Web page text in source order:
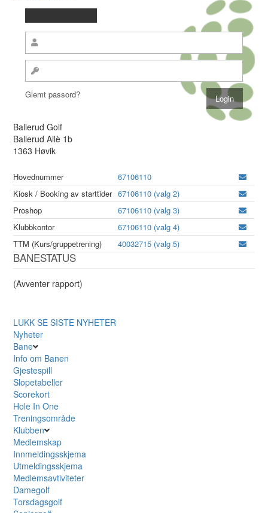
Glemt passord?
Ballerud Golf
Ballerud Allè 1b
1363 Høvik
Hovednummer
67106110
Kiosk / Booking av starttider 67106110 (valg 2)
Proshop
67106110 (valg 3)
Klubbkontor
67106110 (valg 4)
TTM (Kurs/gruppetrening)
40032715 (valg 5)
BANESTATUS
(Avventer rapport)
LUKK SE SISTE NYHETER
Nyheter
Bane
Info om Banen
Gjestespill
Slopetabeller
Scorekort
Hole In One
Treningsområde
Klubben
Medlemskap
Innmeldingsskjema
Utmeldingsskjema
Medlemsavtiviteter
Damegolf
Torsdagsgolf